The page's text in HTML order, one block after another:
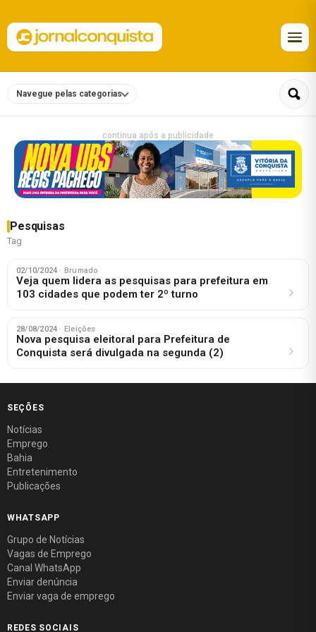
Navegue pelas categorias
continua após a publicidade
Pesquisas
Tag
02/10/2024 · Brumado
Veja quem lidera as pesquisas para prefeitura em
103 cidades que podem ter 2º turno
28/08/2024 · Eleições
Nova pesquisa eleitoral para Prefeitura de
Conquista será divulgada na segunda (2)
SEÇÕES
Notícias
Emprego
Bahia
Entretenimento
Publicações
WHATSAPP
Grupo de Notícias
Vagas de Emprego
Canal WhatsApp
Enviar denúncia
Enviar vaga de emprego
REDES SOCIAIS